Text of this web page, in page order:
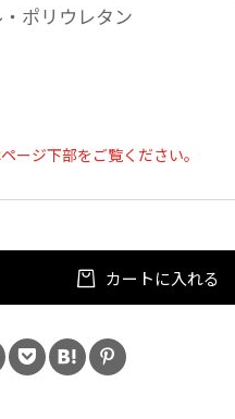
ポリウレタン
かた
をお探しのかた
をお求めの方
ドットプリントが内側
的です。
ージ下部をご覧ください。
カートに入れる